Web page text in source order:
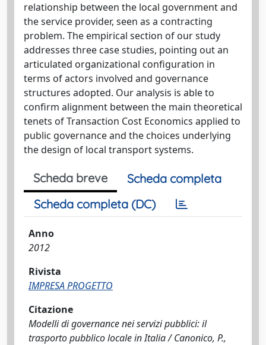
relationship between the local government and
the service provider, seen as a contracting
problem. The empirical section of our study
addresses three case studies, pointing out an
articulated organizational configuration in
terms of actors involved and governance
structures adopted. Our analysis is able to
confirm alignment between the main theoretical
tenets of Transaction Cost Economics applied to
public governance and the choices underlying
the design of local transport systems.
Scheda breve
Scheda completa
Scheda completa (DC)
Anno
2012
Rivista
IMPRESA PROGETTO
Citazione
Modelli di governance nei servizi pubblici: il
trasporto pubblico locale in Italia / Canonico, P.,